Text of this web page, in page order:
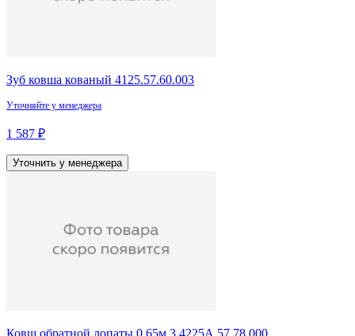
Зуб ковша кованый 4125.57.60.003
Уточняйте у менеджера
1 587 ₽
Уточнить у менеджера
Ковш обратной лопаты 0.65м 3 4225А.57.78.000